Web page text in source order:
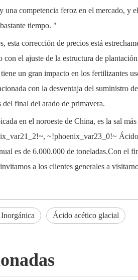
una competencia feroz en el mercado, y
tiempo. "
esta corrección de precios está
el ajuste de la estructura de
un gran impacto en los fertilizantes
con la desventaja del suministro
final del arado de primavera.
en el noroeste de China, es la sal
, ~!phoenix_var23_0!~
es de 6.000.000 de toneladas.Con el
a los clientes generales a
Ácido acético glacial